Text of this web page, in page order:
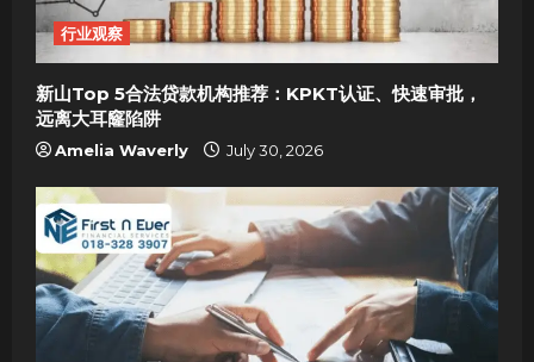
行业观察
新山Top 5合法贷款机构推荐：KPKT认证、快速审批，
远离大耳窿陷阱
Amelia Waverly July 30, 2026